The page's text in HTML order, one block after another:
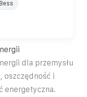
Bess
dla przemysłu
oszczędność i
energetyczna.